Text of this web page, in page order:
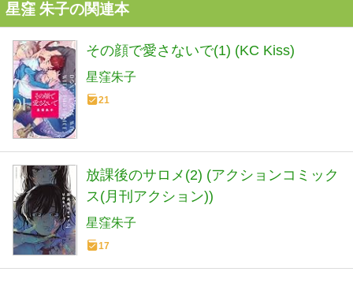
星窪 朱子の関連本
その顔で愛さないで(1) (KC Kiss)
星窪朱子
21
放課後のサロメ(2) (アクションコミック
ス(月刊アクション))
星窪朱子
17